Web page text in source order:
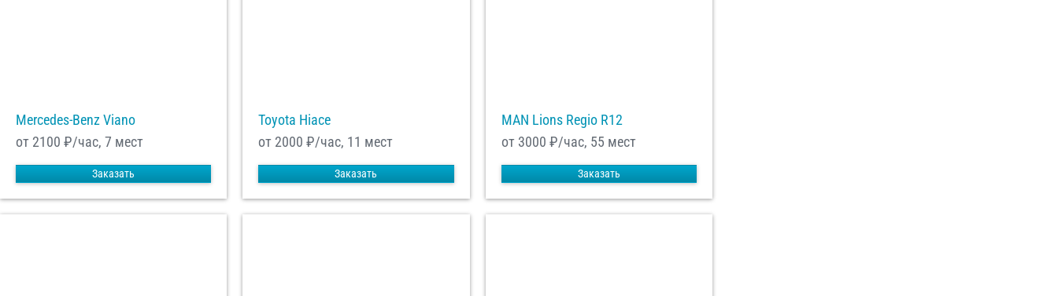
Mercedes-Benz Viano
от 2100 ₽/час, 7 мест
Заказать
Toyota Hiace
от 2000 ₽/час, 11 мест
Заказать
MAN Lions Regio R12
от 3000 ₽/час, 55 мест
Заказать